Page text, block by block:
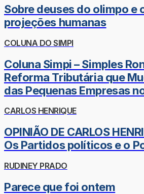
Sobre deuses do olimpo e
projeções humanas
COLUNA DO SIMPI
Coluna Simpi – Simples
Reforma Tributária que
das Pequenas Empresas
CARLOS HENRIQUE
OPINIÃO DE CARLOS
Os Partidos políticos e o
RUDINEY PRADO
Parece que foi ontem